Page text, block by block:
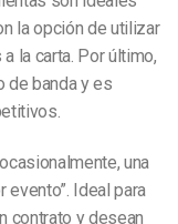
la opción de utilizar
la carta. Por último,
de banda y es
una
evento”. Ideal para
contrato y desean